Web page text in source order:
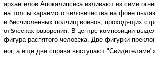
архангелов Апокалипсиса изливают из семи
на толпы караемого человечества на фоне
и бесчисленных полчищ воинов, проходящих
отблесках разорения. В центре композиции
фигура распятого человека. Две фигурки
ног, а ещё две справа выступают